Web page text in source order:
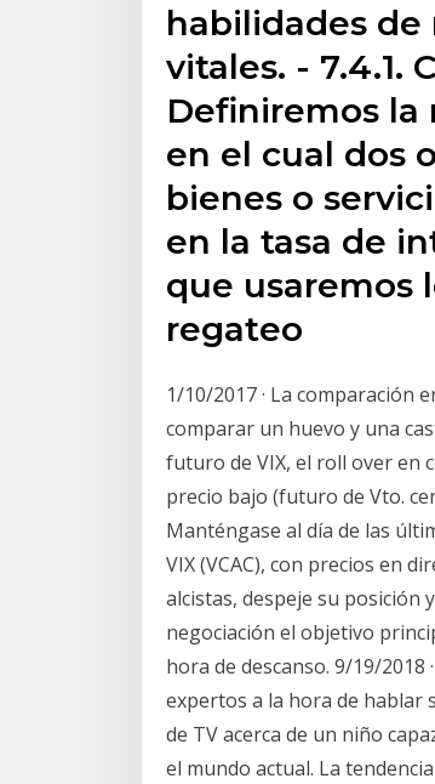
habilidades de
vitales. - 7.4.1.
Definiremos la
en el cual dos
bienes o
en la tasa de
que usaremos
regateo
1/10/2017 · La comparación
comparar un huevo y una
futuro de VIX, el roll over en
precio bajo (futuro de Vto.
Manténgase al día de las
VIX (VCAC), con precios en
alcistas, despeje su posición
negociación el objetivo
hora de descanso. 9/19/
expertos a la hora de hablar
de TV acerca de un niño
el mundo actual. La